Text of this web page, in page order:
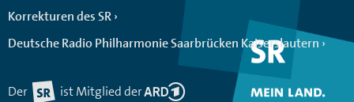
Korrekturen des SR
Deutsche Radio Philharmonie Saarbrücken Kaiserslautern
Der ist Mitglied der